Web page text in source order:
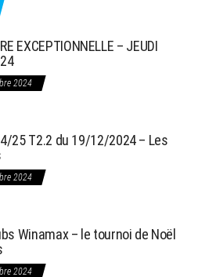
EXCEPTIONNELLE – JEUDI
2024
25 T2.2 du 19/12/2024 – Les
2024
Winamax – le tournoi de Noël
2024